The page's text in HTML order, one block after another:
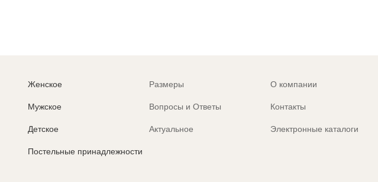
Женское
Мужское
Детское
Постельные принадлежности
Размеры
Вопросы и Ответы
Актуальное
О компании
Контакты
Электронные каталоги